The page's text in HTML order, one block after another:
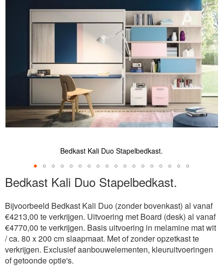
Bedkast Kali Duo Stapelbedkast.
Ga
naar
het
begin
van
de
afbeeldingen-
gallerij
Bedkast Kali Duo Stapelbedkast.
Bijvoorbeeld Bedkast Kali Duo (zonder bovenkast) al vanaf
€4213,00 te verkrijgen. Uitvoering met Board (desk) al vanaf
€4770,00 te verkrijgen. Basis uitvoering in melamine mat wit
/ ca. 80 x 200 cm slaapmaat. Met of zonder opzetkast te
verkrijgen. Exclusief aanbouwelementen, kleuruitvoeringen
of getoonde optie's.